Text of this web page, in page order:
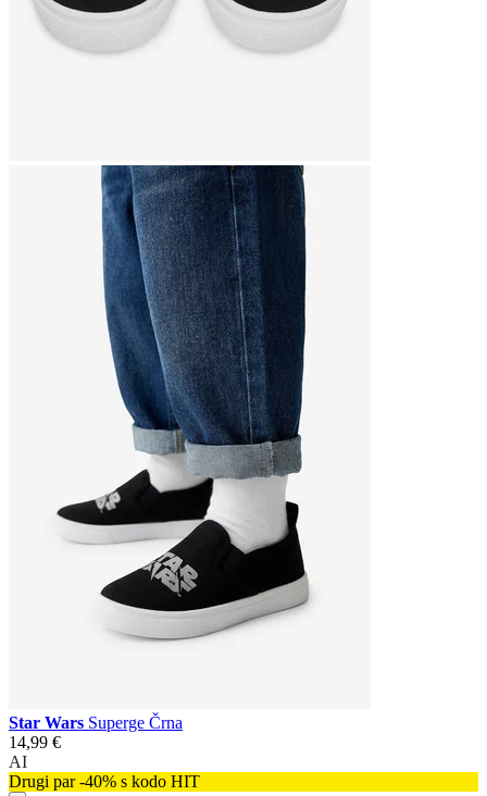
Star Wars Superge Črna
14,99 €
AI
Drugi par -40% s kodo HIT